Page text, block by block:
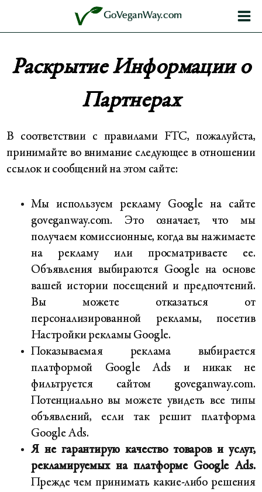
GoVeganWay.com
Раскрытие Информации о
Партнерах
В соответствии с правилами FTC, пожалуйста,
принимайте во внимание следующее в отношении
ссылок и сообщений на этом сайте:
Мы используем рекламу Google на сайте
goveganway.com. Это означает, что мы
получаем комиссионные, когда вы нажимаете
на рекламу или просматриваете ее.
Объявления выбираются Google на основе
вашей истории посещений и предпочтений.
Вы можете отказаться от
персонализированной рекламы, посетив
Настройки рекламы Google.
Показываемая реклама выбирается
платформой Google Ads и никак не
фильтруется сайтом goveganway.com.
Потенциально вы можете увидеть все типы
объявлений, если так решит платформа
Google Ads.
Я не гарантирую качество товаров и услуг,
рекламируемых на платформе Google Ads.
Прежде чем принимать какие-либо решения